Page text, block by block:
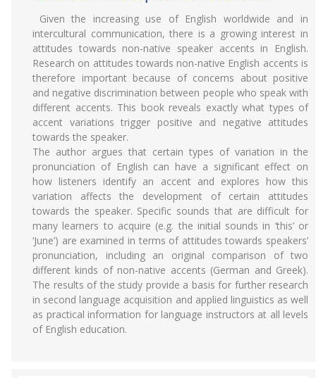
Given the increasing use of English worldwide and in
intercultural communication, there is a growing interest in
attitudes towards non-native speaker accents in English.
Research on attitudes towards non-native English accents is
therefore important because of concerns about positive
and negative discrimination between people who speak with
different accents. This book reveals exactly what types of
accent variations trigger positive and negative attitudes
towards the speaker.
The author argues that certain types of variation in the
pronunciation of English can have a significant effect on
how listeners identify an accent and explores how this
variation affects the development of certain attitudes
towards the speaker. Specific sounds that are difficult for
many learners to acquire (e.g. the initial sounds in ‘this’ or
‘June’) are examined in terms of attitudes towards speakers’
pronunciation, including an original comparison of two
different kinds of non-native accents (German and Greek).
The results of the study provide a basis for further research
in second language acquisition and applied linguistics as well
as practical information for language instructors at all levels
of English education.